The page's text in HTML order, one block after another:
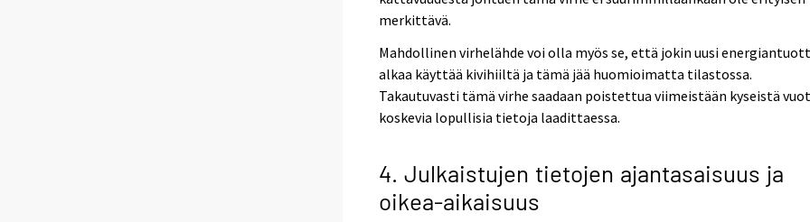
merkittävä.
Mahdollinen virhelähde voi olla myös se, että jokin uusi
alkaa käyttää kivihiiltä ja tämä jää huomioimatta tilastossa.
Takautuvasti tämä virhe saadaan poistettua viimeistään kyseistä
koskevia lopullisia tietoja laadittaessa.
4. Julkaistujen tietojen ajantasaisuus ja
oikea-aikaisuus